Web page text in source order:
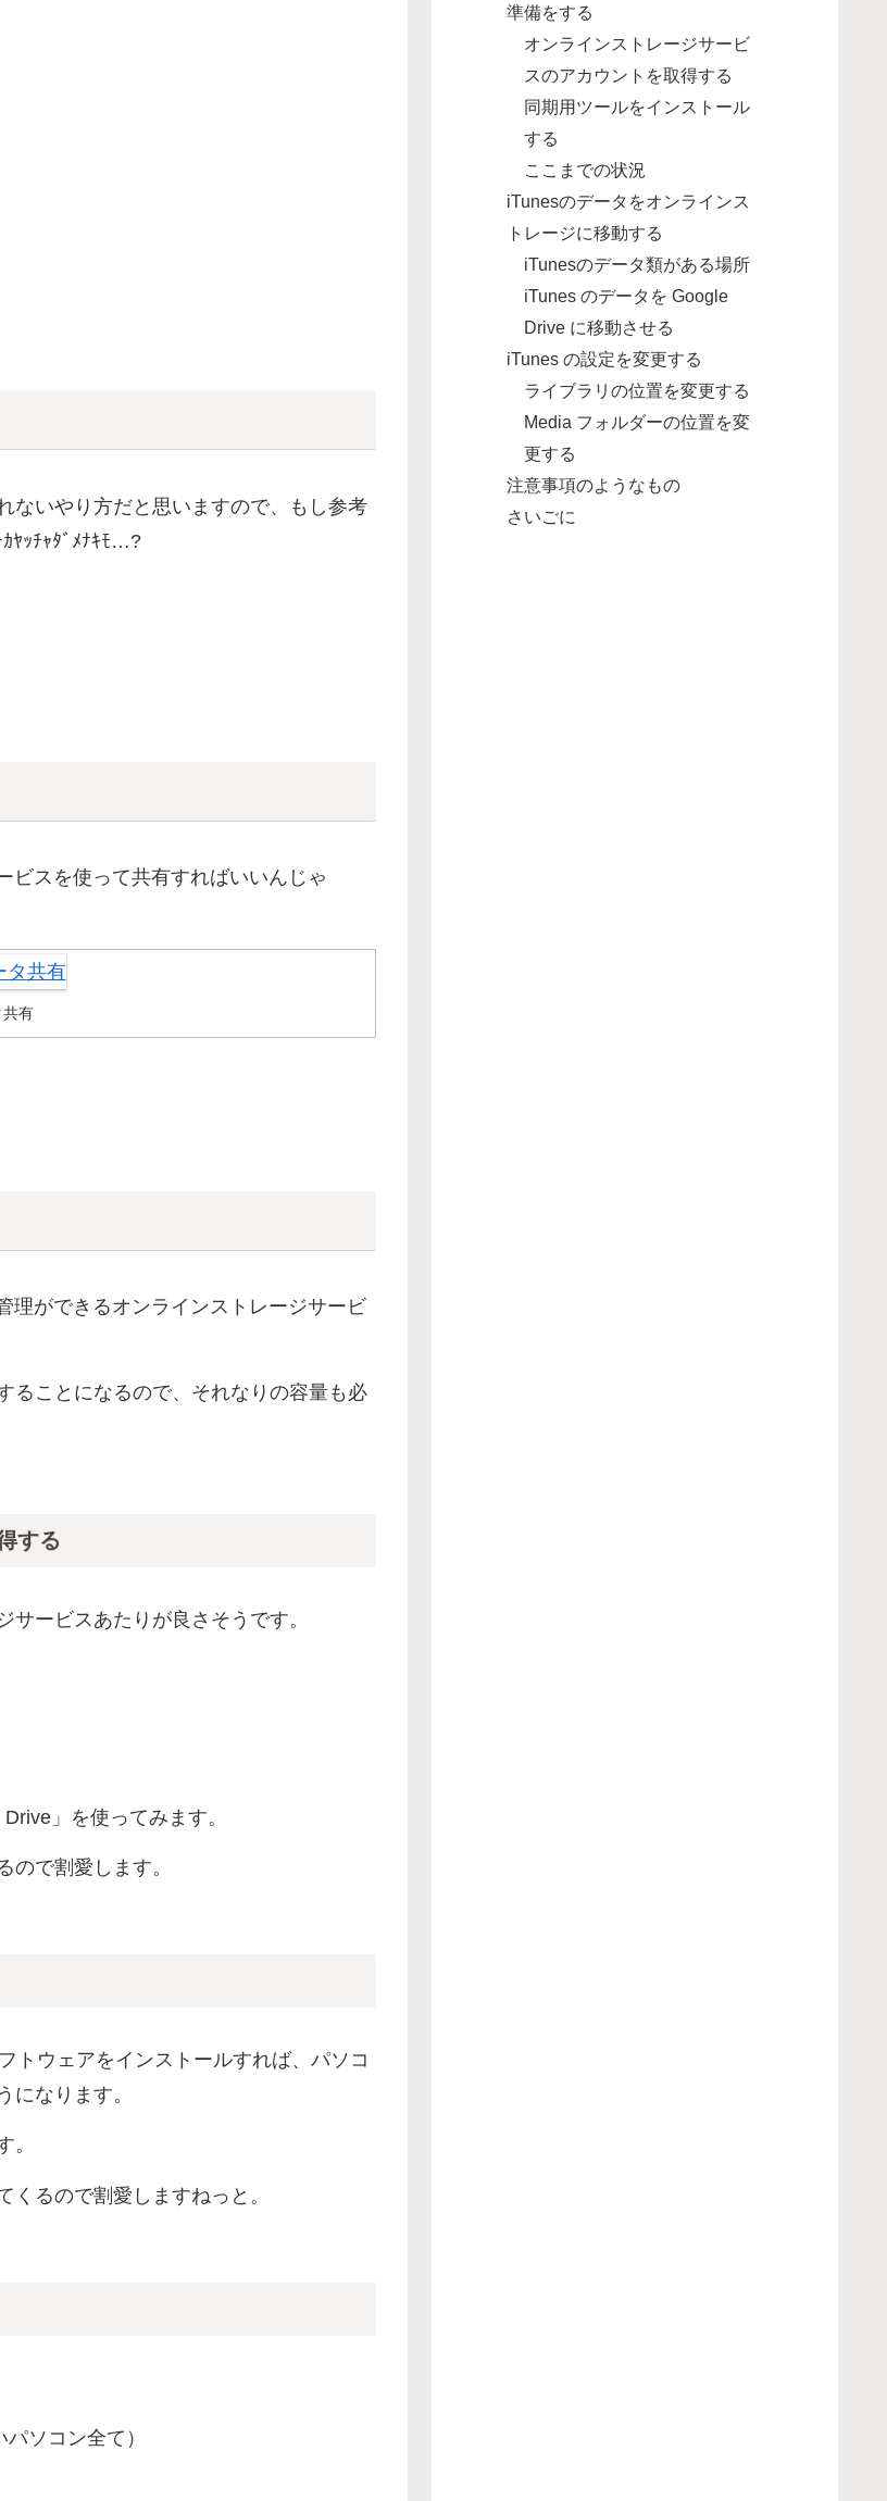
ないやり方だと思いますので、もし参考
ﾔｯﾁｬﾀﾞﾒﾅｷﾓ…?
ビスを使って共有すればいいんじゃ
共有
理ができるオンラインストレージサービ
ることになるので、それなりの容量も必
する
ービスあたりが良さそうです。
」を使ってみます。
ので割愛します。
トウェアをインストールすれば、パソコ
になります。
。
るので割愛しますねっと。
ソコン全て）
準備をする
オンラインストレージサービ
スのアカウントを取得する
同期用ツールをインストール
する
ここまでの状況
iTunesのデータをオンラインス
トレージに移動する
iTunesのデータ類がある場所
iTunes のデータを Google
Drive に移動させる
iTunes の設定を変更する
ライブラリの位置を変更する
Media フォルダーの位置を変
更する
注意事項のようなもの
さいごに